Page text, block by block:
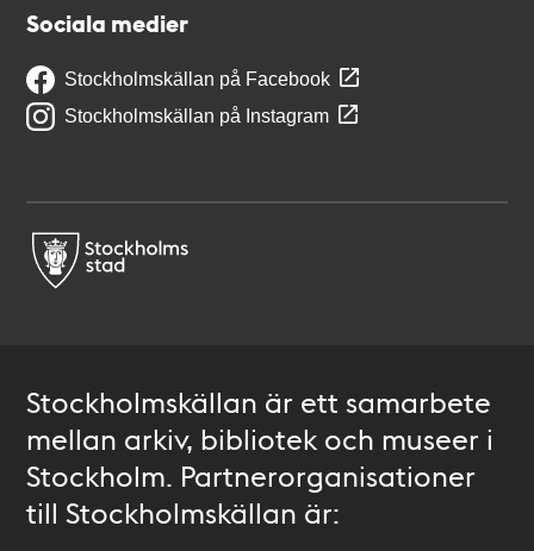
Sociala medier
Stockholmskällan på Facebook
Stockholmskällan på Instagram
Stockholmskällan är ett samarbete
mellan arkiv, bibliotek och museer i
Stockholm. Partnerorganisationer
till Stockholmskällan är: